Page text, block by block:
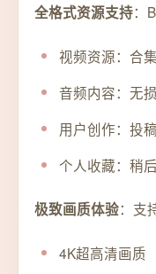
全格式资源支持：
视频资源：合
音频内容：无
用户创作：投
个人收藏：稍
极致画质体验：支
4K超高清画质